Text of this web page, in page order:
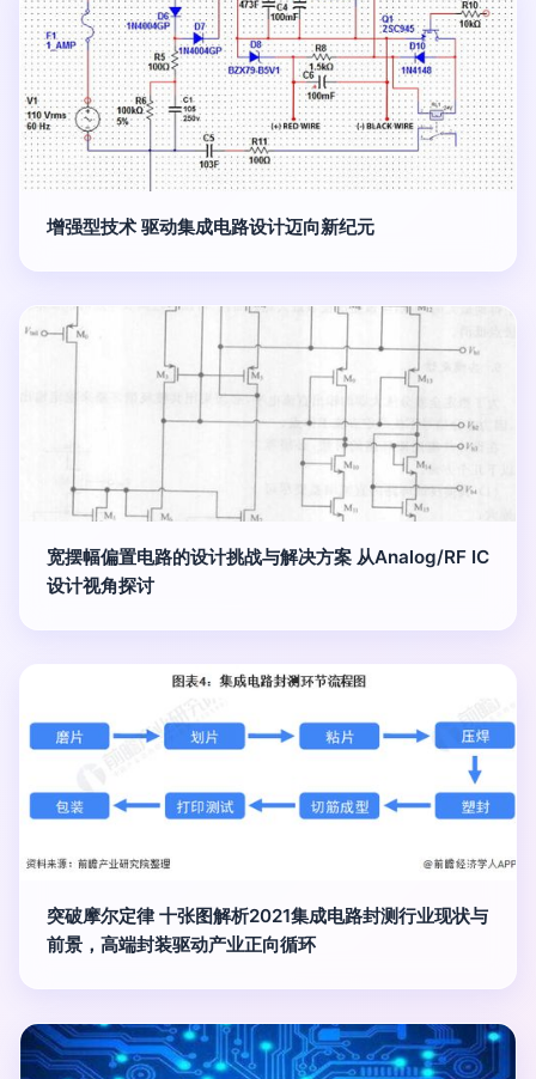
增强型技术 驱动集成电路设计迈向新纪元
宽摆幅偏置电路的设计挑战与解决方案 从Analog/RF IC
设计视角探讨
突破摩尔定律 十张图解析2021集成电路封测行业现状与
前景，高端封装驱动产业正向循环